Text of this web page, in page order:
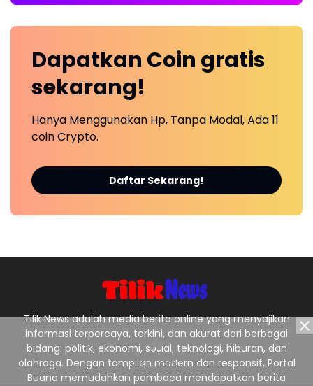
Dapatkan Coin gratis
sekarang!
Hanya Menggunakan Hp, Tanpa Modal, Ada 11
coin Crypto.
Daftar Sekarang!
Tilik News adalah media berita online yang menyajikan
informasi terpercaya, terkini, dan akurat dari berbagai
bidang: politik, ekonomi, sosial, teknologi, hiburan, dan
olahraga. Dengan tampilan modern dan responsif, Portal
Buana memudahkan pembaca mendapatkan berita